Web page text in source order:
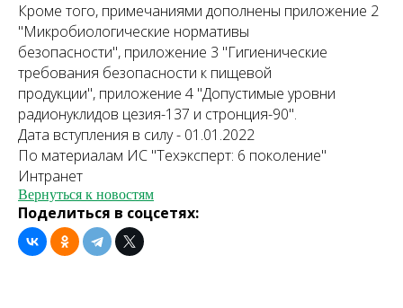
Кроме того, примечаниями дополнены приложение 2
"Микробиологические нормативы
безопасности", приложение 3 "Гигиенические
требования безопасности к пищевой
продукции", приложение 4 "Допустимые уровни
радионуклидов цезия-137 и стронция-90".
Дата вступления в силу - 01.01.2022
По материалам ИС "Техэксперт: 6 поколение"
Интранет
Вернуться к новостям
Поделиться в соцсетях: